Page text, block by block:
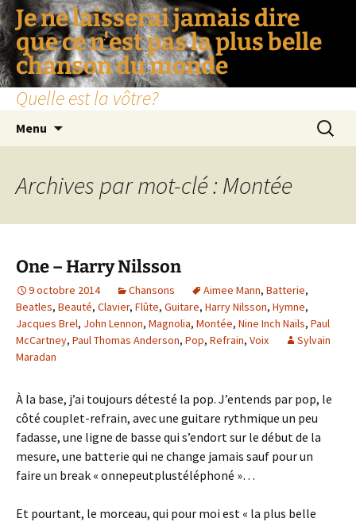
Je ne laisserai jamais dire
que ce n'est pas la plus belle
chanson du monde
Quelle est la vôtre?
Menu
Archives par mot-clé : Montée
One – Harry Nilsson
9 octobre 2014 Chansons Aimee Mann, Batterie,
Beatles, Beauté, Clavier, Flûte, Guitare, Harry Nilsson, Hymne,
Jacques Brel, John Lennon, Magnolia, Montée, Nine Inch Nails, Paul
McCartney, Paul Thomas Anderson, Pop, Refrain, Voix
Sylvain
Maradan
À la base, j’ai toujours détesté la pop. J’entends par pop, le
côté couplet-refrain, avec une guitare rythmique un peu
fadasse, une ligne de basse qui s’endort sur le début de la
mesure, une batterie qui ne change jamais sauf pour un
faire un break « onnepeutplustéléphoné »…
Et pourtant, le morceau, qui pour moi est « la plus belle